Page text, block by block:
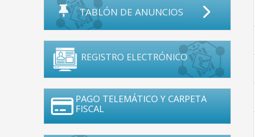
TABLÓN DE ANUNCIOS
REGISTRO ELECTRÓNICO
PAGO TELEMÁTICO Y CARPETA
FISCAL